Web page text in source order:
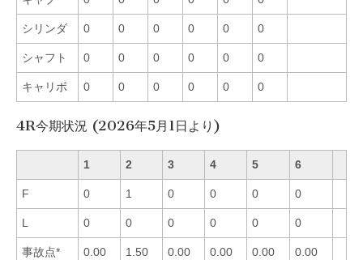
シリンダ 0 0 0 0 0 0
シャフト 0 0 0 0 0 0
キャリボ 0 0 0 0 0 0
4R今期状況 (2026年5月1日より)
1 2 3 4 5 6
F 0 1 0 0 0 0
L 0 0 0 0 0 0
事故点* 0.00 1.50 0.00 0.00 0.00 0.00